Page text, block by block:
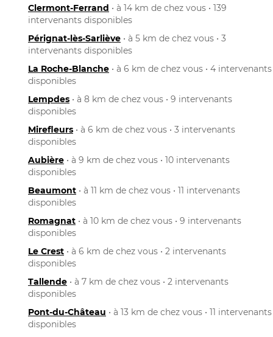
Clermont-Ferrand • à 14 km de chez vous • 139
intervenants disponibles
Pérignat-lès-Sarliève • à 5 km de chez vous • 3
intervenants disponibles
La Roche-Blanche • à 6 km de chez vous • 4 intervenants
disponibles
Lempdes • à 8 km de chez vous • 9 intervenants
disponibles
Mirefleurs • à 6 km de chez vous • 3 intervenants
disponibles
Aubière • à 9 km de chez vous • 10 intervenants
disponibles
Beaumont • à 11 km de chez vous • 11 intervenants
disponibles
Romagnat • à 10 km de chez vous • 9 intervenants
disponibles
Le Crest • à 6 km de chez vous • 2 intervenants
disponibles
Tallende • à 7 km de chez vous • 2 intervenants
disponibles
Pont-du-Château • à 13 km de chez vous • 11 intervenants
disponibles